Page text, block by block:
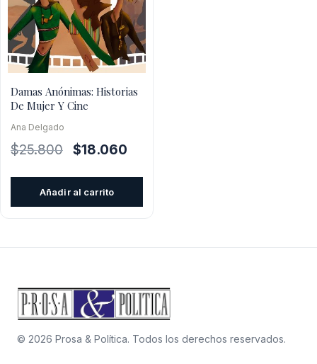
Damas Anónimas: Historias
De Mujer Y Cine
Ana Delgado
$25.800
El
$18.060
Añadir al carrito
© 2026 Prosa & Política. Todos los derechos reservados.